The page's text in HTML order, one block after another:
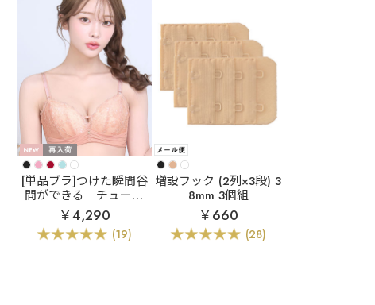
[単品ブラ]つけた瞬間谷
間ができる
チュール
レース 超盛ブラ(R) 単
品ブラジャー
￥4,290
(19)
増設フック (2列×3段) 3
8mm 3個組
￥660
(28)